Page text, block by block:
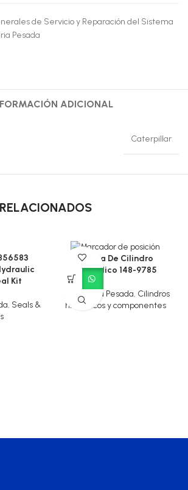
de Servicio y Reparación del Sistema
Pesada
ADICIONAL
Caterpillar
Kit
, Seals &
Culata De Cilindro
Hidráulico 148-9785
Maquinaria Pesada, Cilindros
hidráulicos y componentes